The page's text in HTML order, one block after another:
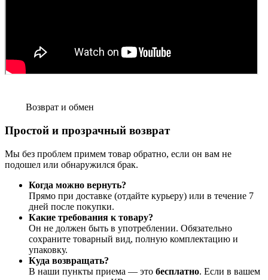
Возврат и обмен
Простой и прозрачный возврат
Мы без проблем примем товар обратно, если он вам не
подошел или обнаружился брак.
Когда можно вернуть?
Прямо при доставке (отдайте курьеру) или в течение 7
дней после покупки.
Какие требования к товару?
Он не должен быть в употреблении. Обязательно
сохраните товарный вид, полную комплектацию и
упаковку.
Куда возвращать?
В наши пункты приема — это бесплатно. Если в вашем